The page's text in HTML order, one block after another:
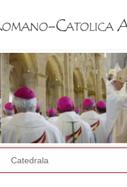
Catedrala